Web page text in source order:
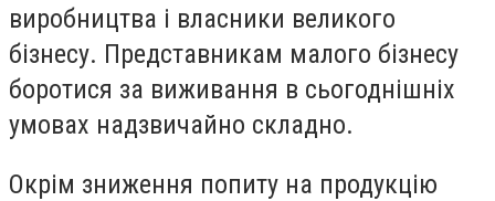
виробництва і власники великого
бізнесу. Представникам малого бізнесу
боротися за виживання в сьогоднішніх
умовах надзвичайно складно.
Окрім зниження попиту на продукцію